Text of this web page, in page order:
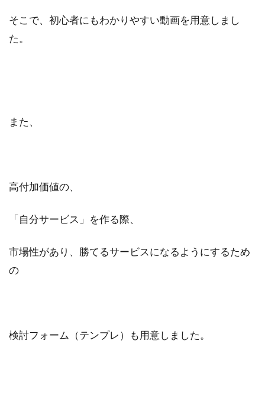
そこで、初心者にもわかりやすい動画を用意しまし
た。
また、
高付加価値の、
「自分サービス」を作る際、
市場性があり、勝てるサービスになるようにするため
の
検討フォーム（テンプレ）も用意しました。